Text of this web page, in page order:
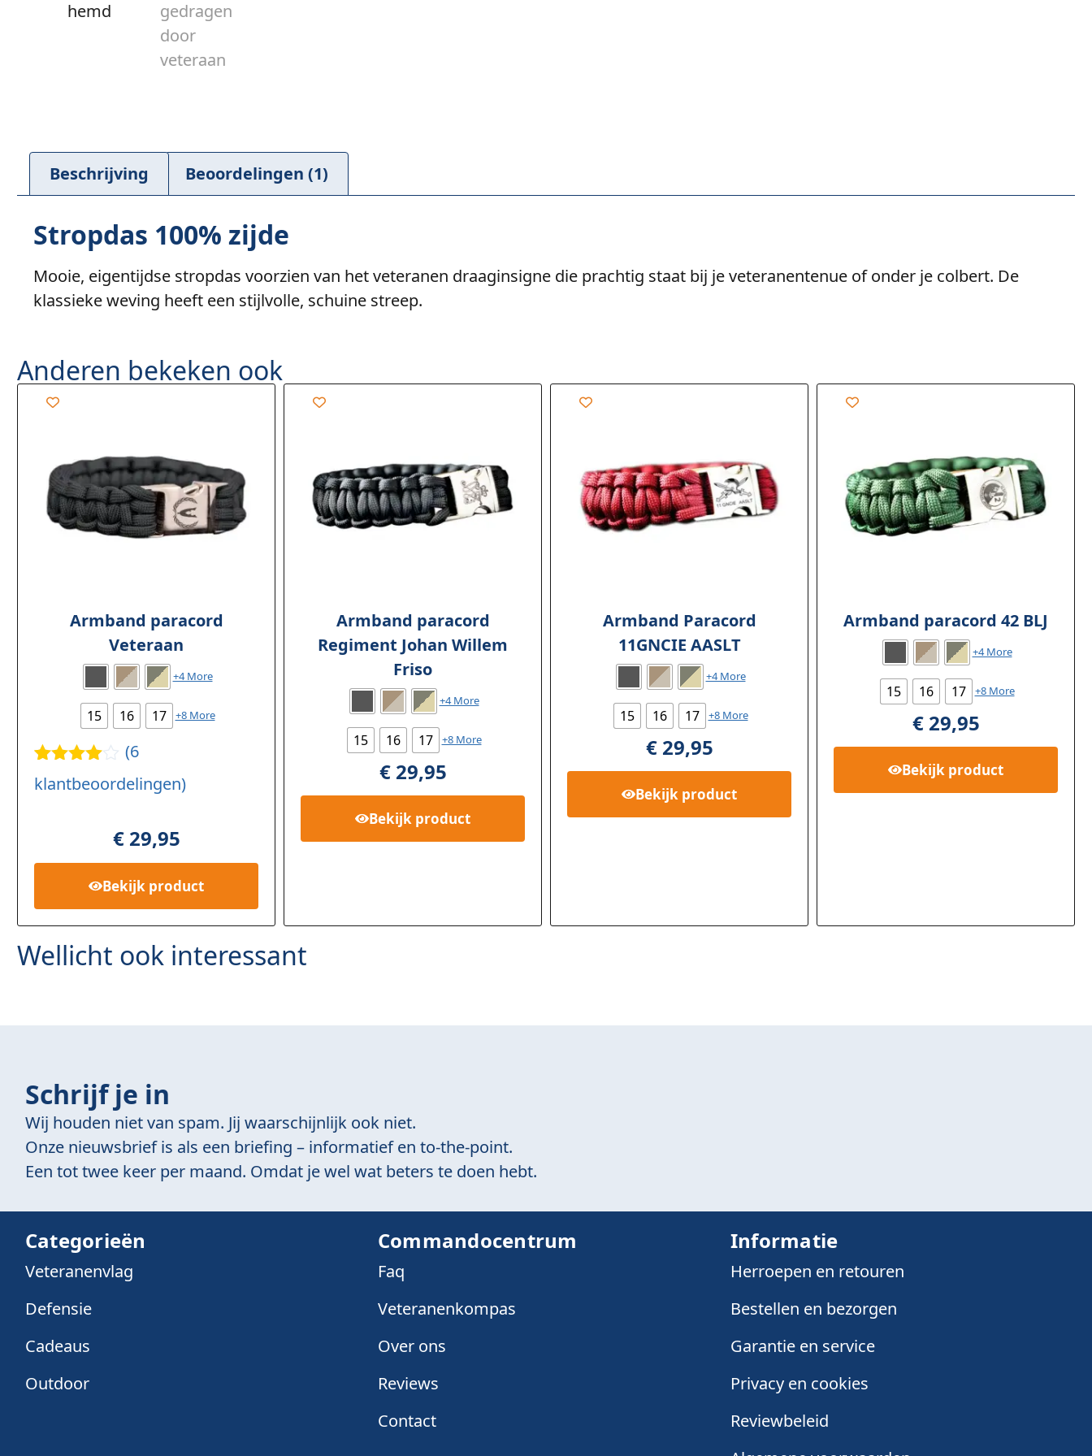
Beschrijving Beoordelingen (1)
Stropdas 100% zijde
Mooie, eigentijdse stropdas voorzien van het veteranen draaginsigne die prachtig staat bij je veteranentenue of onder je colbert. De
klassieke weving heeft een stijlvolle, schuine streep.
Anderen bekeken ook
Armband paracord
Veteraan
+4 More
15 16 17 +8 More
Gewaard
eerd4.33
6
ngen
(6
klantbeoordelingen)
€29,95
Bekijk product
Armband paracord
Regiment Johan Willem
Friso
+4 More
15 16 17 +8 More
€29,95
Bekijk product
Armband Paracord
11GNCIE AASLT
+4 More
15 16 17 +8 More
€29,95
Bekijk product
Armband paracord 42 BLJ
+4 More
15 16 17 +8 More
€29,95
Bekijk product
Wellicht ook interessant
Schrijf je in
Wij houden niet van spam. Jij waarschijnlijk ook niet.
Onze nieuwsbrief is als een briefing – informatief en to-the-point.
Een tot twee keer per maand. Omdat je wel wat beters te doen hebt.
Categorieën
Veteranenvlag
Defensie
Cadeaus
Outdoor
Commandocentrum
Faq
Veteranenkompas
Over ons
Reviews
Contact
Informatie
Herroepen en retouren
Bestellen en bezorgen
Garantie en service
Privacy en cookies
Reviewbeleid